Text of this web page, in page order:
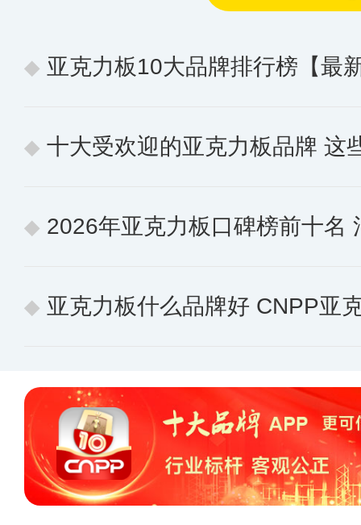
亚克力板10大品牌排行榜【最
十大受欢迎的亚克力板品牌 这些
2026年亚克力板口碑榜前十名 消费
亚克力板什么品牌好 CNPP亚克力板